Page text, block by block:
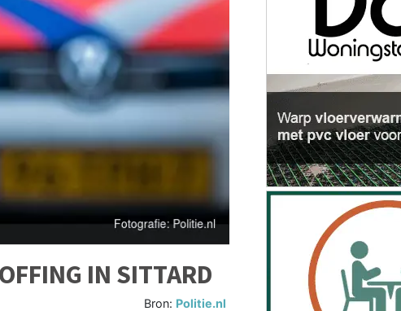
IN SITTARD
Bron: Politie.nl